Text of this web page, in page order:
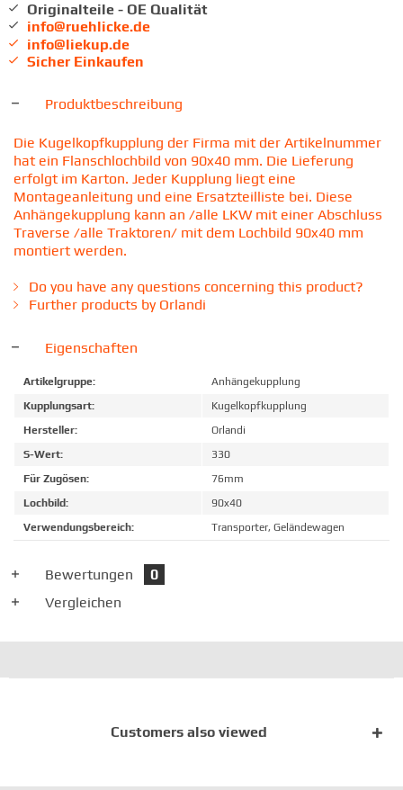
Originalteile - OE Qualität
info@ruehlicke.de
info@liekup.de
Sicher Einkaufen
Produktbeschreibung
Die Kugelkopfkupplung der Firma mit der Artikelnummer
hat ein Flanschlochbild von 90x40 mm. Die Lieferung
erfolgt im Karton. Jeder Kupplung liegt eine
Montageanleitung und eine Ersatzteilliste bei. Diese
Anhängekupplung kann an /alle LKW mit einer Abschluss
Traverse /alle Traktoren/ mit dem Lochbild 90x40 mm
montiert werden.
Do you have any questions concerning this product?
Further products by Orlandi
Eigenschaften
Artikelgruppe:
Anhängekupplung
Kupplungsart:
Kugelkopfkupplung
Hersteller:
Orlandi
S-Wert:
330
Für Zugösen:
76mm
Lochbild:
90x40
Verwendungsbereich:
Transporter, Geländewagen
Bewertungen
0
Vergleichen
Customers also viewed